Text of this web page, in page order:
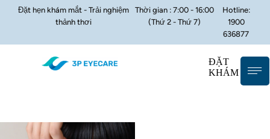
Đặt hẹn khám mắt - Trải nghiệm
thảnh thơi
Thời gian : 7:00 - 16:00
(Thứ 2 - Thứ 7)
Hotline:
1900
636877
ĐẶT
KHÁM